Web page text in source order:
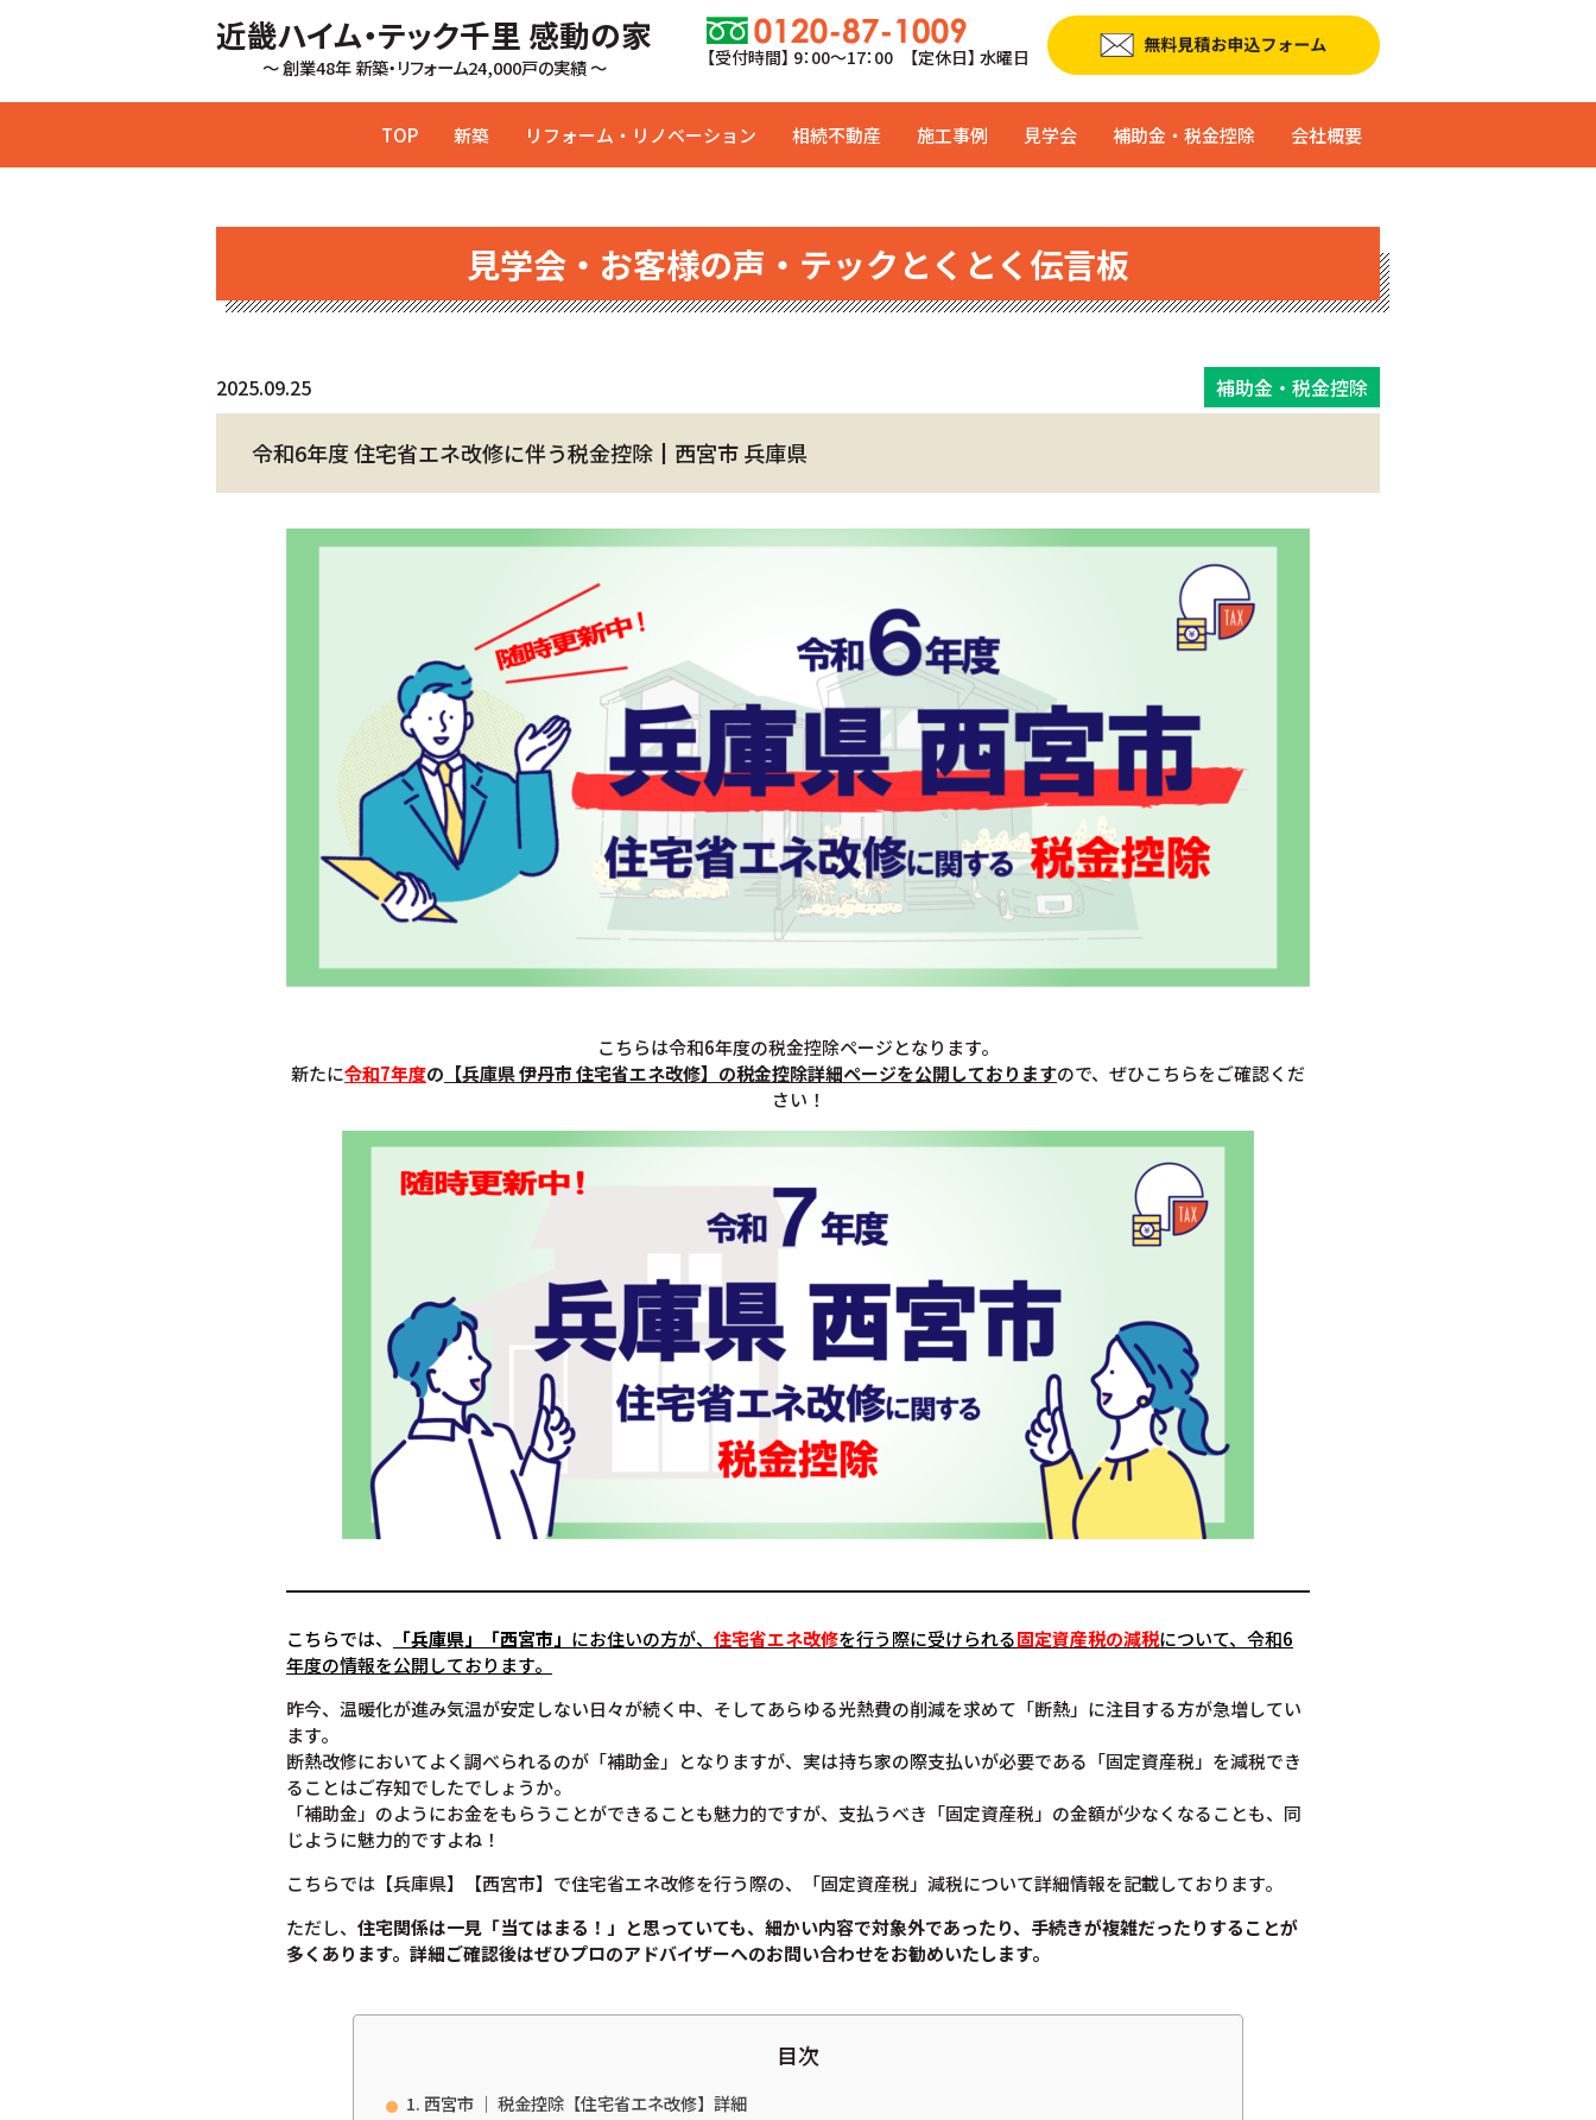
近畿ハイム・テック千里 感動の家
～ 創業48年 新築・リフォーム24,000戸の実績 ～ 【受付時間】 9：00〜17：00 【定休日】 水曜日
TOP 新築 リフォーム・リノベーション 相続不動産 施工事例 見学会 補助金・税金控除 会社概要
見学会・お客様の声・テックとくとく伝言板
2025.09.25 補助金・税金控除
令和6年度 住宅省エネ改修に伴う税金控除┃西宮市 兵庫県
こちらは令和6年度の税金控除ページとなります。
新たに令和7年度の 【兵庫県 伊丹市 住宅省エネ改修】の税金控除詳細ページを公開しておりますので、ぜひこちらをご確認くだ
さい！
こちらでは、 「兵庫県」「西宮市」 にお住いの方が、 住宅省エネ改修を行う際に受けられる固定資産税の減税について、令和6
年度の情報を公開しております。
昨今、温暖化が進み気温が安定しない日々が続く中、そしてあらゆる光熱費の削減を求めて「断熱」に注目する方が急増してい
ます。
断熱改修においてよく調べられるのが「補助金」となりますが、実は持ち家の際支払いが必要である「固定資産税」を減税でき
ることはご存知でしたでしょうか。
「補助金」のようにお金をもらうことができることも魅力的ですが、支払うべき「固定資産税」の金額が少なくなることも、同
じように魅力的ですよね！
こちらでは【兵庫県】【西宮市】で住宅省エネ改修を行う際の、「固定資産税」減税について詳細情報を記載しております。
ただし、 住宅関係は一見「当てはまる！」と思っていても、 細かい内容で対象外であったり、手続きが複雑だったりすることが
多くあります。 詳細ご確認後はぜひプロのアドバイザーへのお問い合わせをお勧めいたします。
目次
西宮市 ｜ 税金控除【住宅省エネ改修】詳細